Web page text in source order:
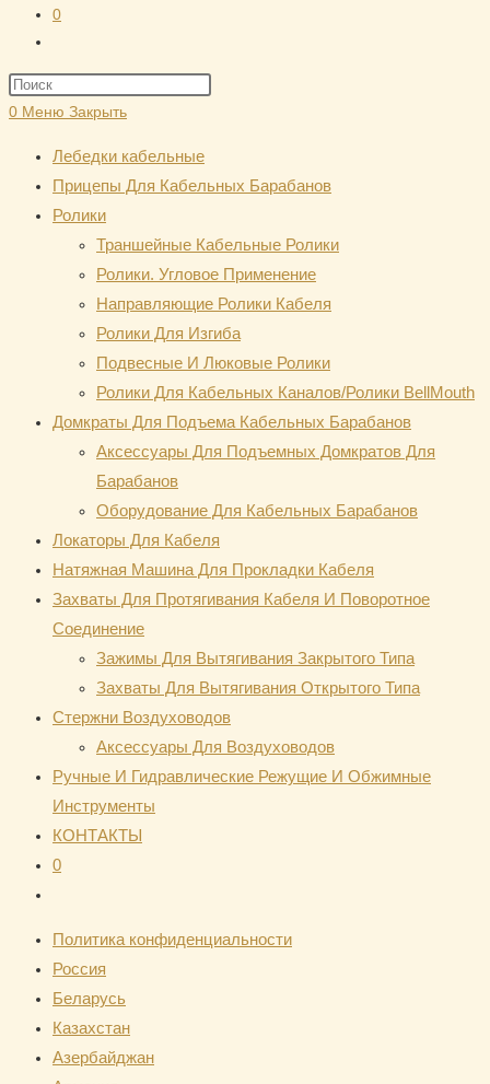
0
по
веб-
сайту
закрыть
поиска.
0 Меню Закрыть
Лебедки кабельные
Прицепы Для Кабельных Барабанов
Ролики
Траншейные Кабельные Ролики
Ролики. Угловое Применение
Направляющие Ролики Кабеля
Ролики Для Изгиба
Подвесные И Люковые Ролики
Ролики Для Кабельных Каналов/Ролики BellMouth
Домкраты Для Подъема Кабельных Барабанов
Аксессуары Для Подъемных Домкратов Для
Барабанов
Оборудование Для Кабельных Барабанов
Локаторы Для Кабеля
Натяжная Mашина Для Прокладки Кабеля
Захваты Для Протягивания Кабеля И Поворотное
Соединение
Зажимы Для Вытягивания Закрытого Типа
Захваты Для Вытягивания Открытого Типа
Стержни Воздуховодов
Аксессуары Для Воздуховодов
Ручные И Гидравлические Режущие И Обжимные
Инструменты
КОНТАКТЫ
0
по
веб-
сайту
Политика конфиденциальности
Россия
Беларусь
Казахстан
Азербайджан